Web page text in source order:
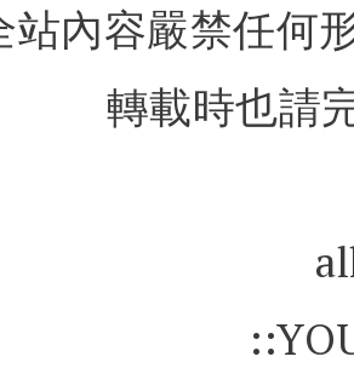
站內容嚴禁任何
轉載時也請